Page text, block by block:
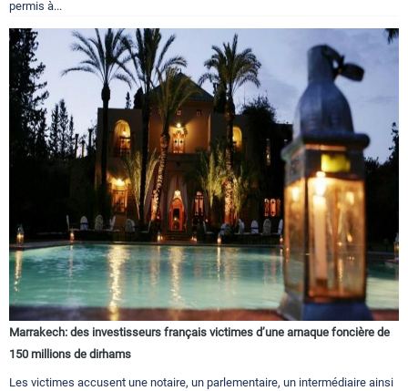
permis à...
Marrakech: des investisseurs français victimes d’une arnaque foncière de
150 millions de dirhams
Les victimes accusent une notaire, un parlementaire, un intermédiaire ainsi